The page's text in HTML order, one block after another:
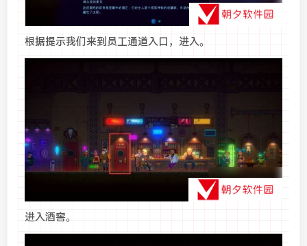
根据提示我们来到员工通道入口，进入。
进入酒窖。